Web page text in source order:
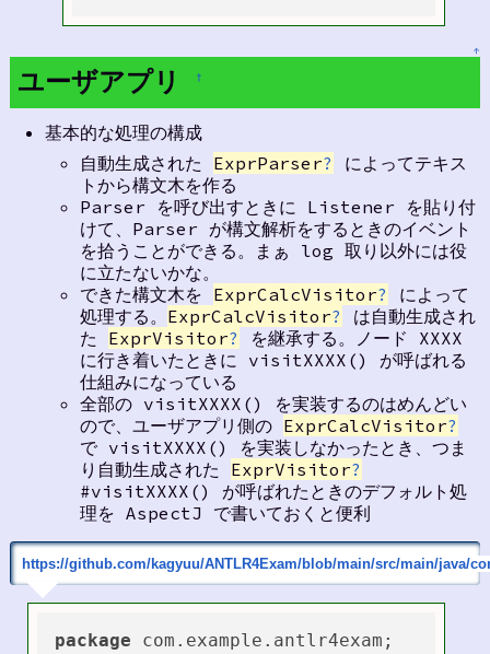
↑
ユーザアプリ †
基本的な処理の構成
自動生成された ExprParser?
によってテキス
トから構文木を作る
Parser を呼び出すときに Listener を貼り付
けて、Parser が構文解析をするときのイベント
を拾うことができる。まぁ log 取り以外には役
に立たないかな。
できた構文木を ExprCalcVisitor?
によって
処理する。 ExprCalcVisitor?
は自動生成され
た ExprVisitor?
を継承する。ノード XXXX
に行き着いたときに visitXXXX() が呼ばれる
仕組みになっている
全部の visitXXXX() を実装するのはめんどい
ので、ユーザアプリ側の ExprCalcVisitor?
で visitXXXX() を実装しなかったとき、つま
り自動生成された ExprVisitor?
#visitXXXX() が呼ばれたときのデフォルト処
理を AspectJ で書いておくと便利
https://github.com/kagyuu/ANTLR4Exam/blob/main/src/main/java/
package com.example.antlr4exam;